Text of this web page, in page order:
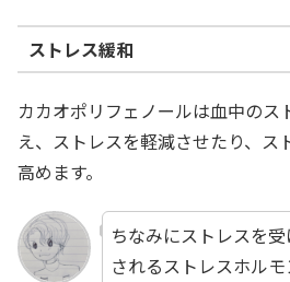
ストレス緩和
カカオポリフェノールは血中の
え、ストレスを軽減させたり、ス
高めます。
ちなみにストレスを
されるストレスホルモ